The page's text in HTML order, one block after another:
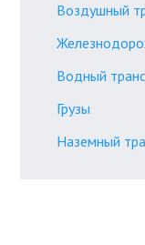
Воздушный
Водный
Грузы
Наземный